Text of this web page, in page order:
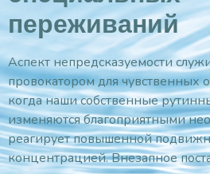
переживаний
Аспект непредсказуемости
провокатором для
когда наши собственные
изменяются благоприятными
реагирует повышенной
концентрацией. Внезапное